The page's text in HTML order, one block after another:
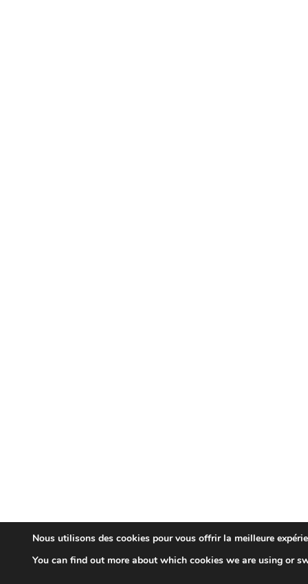
Nous utilisons des cookies pour vous offrir la meilleure
You can find out more about which cookies we are using or